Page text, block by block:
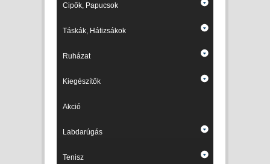
Cipők, Papucsok
Táskák, Hátizsákok
Ruházat
Kiegészítők
Akció
Labdarúgás
Tenisz